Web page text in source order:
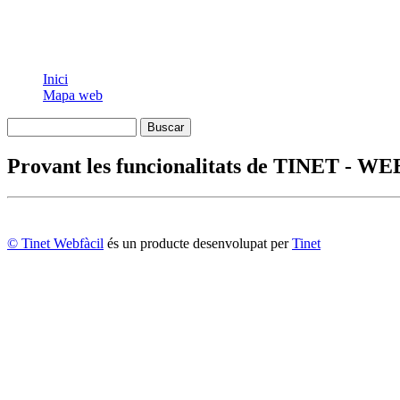
Inici
Mapa web
Provant les funcionalitats de TINET -
© Tinet Webfàcil és un producte desenvolupat perTinet